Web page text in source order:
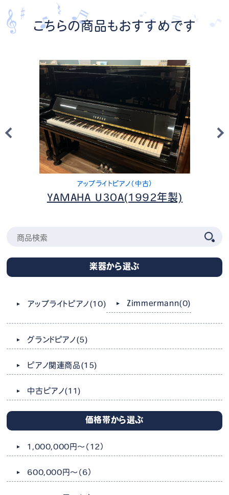
楽器から選ぶ
アップライトピアノ (10) Zimmermann(0)
グランドピアノ (5)
ピアノ関連商品 (15)
中古ピアノ(11)
価格帯から選ぶ
1,000,000円～ （12）
600,000円～ （6）
こちらの商品もおすすめです
アップライトピアノ（中古）
YAMAHA U30A(1992年製)